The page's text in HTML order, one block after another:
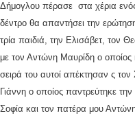
Δήμογλου πέρασε στα χέρια
δέντρο θα απαντήσει την
τρία παιδιά, την Ελισάβετ, τον
με τον Αντώνη Μαυρίδη ο
σειρά του αυτοί απέκτησαν ς
Γιάννη ο οποίος παντρεύτηκε
Σοφία και τον πατέρα μου